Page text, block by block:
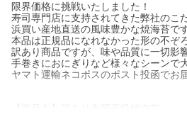
限界価格に挑戦いたしました！
寿司専門店に支持されてきた弊社のこ
浜買い産地直送の風味豊かな焼海苔です
本品は正規品になれなかった形の不ぞ
訳あり商品ですが、味や品質に一切影
手巻きにおにぎりなど様々なシーンで
ヤマト運輸ネコポスのポスト投函でお